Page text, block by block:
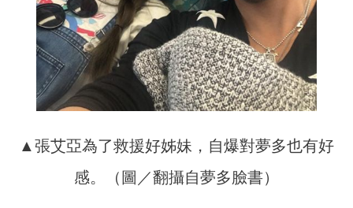
▲張艾亞為了救援好姊妹，自爆對夢多也有好
感。（圖／翻攝自夢多臉書）